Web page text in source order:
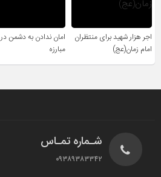
اجر هزار شهید برای منتظران
امام زمان(عج)
امان ندادن به دشمن در
مبارزه
شـماره تمـاس
۰۹۳۸۹۳۸۳۳۴۲